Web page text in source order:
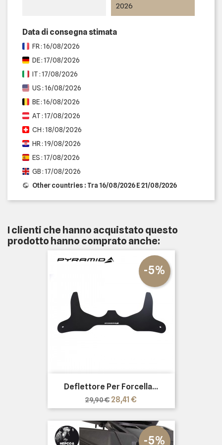
2026
Data di consegna stimata
FR : 16/08/2026
DE : 17/08/2026
IT : 17/08/2026
US : 16/08/2026
BE : 16/08/2026
AT : 17/08/2026
CH : 18/08/2026
HR : 19/08/2026
ES : 17/08/2026
GB : 17/08/2026
Other countries : Tra 16/08/2026 E 21/08/2026
I clienti che hanno acquistato questo
prodotto hanno comprato anche:
Deflettore Per Forcella...
Prezzo
base
29,90 €
-5%
Prezzo
28,41 €
-5%